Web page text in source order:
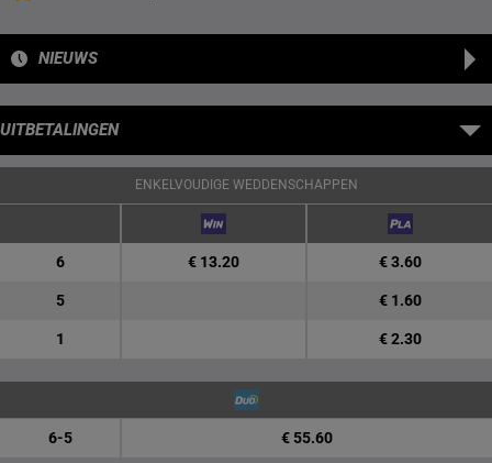
NIEUWS
UITBETALINGEN
ENKELVOUDIGE WEDDENSCHAPPEN
6 € 13.20 € 3.60
5 € 1.60
1 € 2.30
6-5 € 55.60